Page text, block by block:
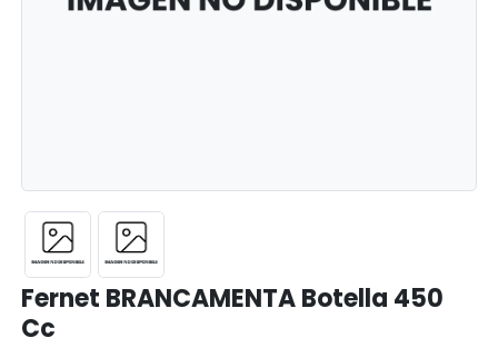
Fernet BRANCAMENTA Botella 450
Cc